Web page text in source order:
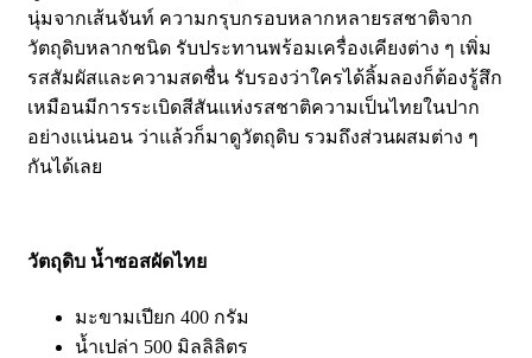
นุ่มจากเส้นจันท์ ความกรุบกรอบหลากหลายรสชาติจาก
วัตถุดิบหลากชนิด รับประทานพร้อมเครื่องเคียงต่าง ๆ เพิ่ม
รสสัมผัสและความสดชื่น รับรองว่าใครได้ลิ้มลองก็ต้องรู้สึก
เหมือนมีการระเบิดสีสันแห่งรสชาติความเป็นไทยในปาก
อย่างแน่นอน ว่าแล้วก็มาดูวัตถุดิบ รวมถึงส่วนผสมต่าง ๆ
กันได้เลย
วัตถุดิบ น้ำซอสผัดไทย
มะขามเปียก 400 กรัม
น้ำเปล่า 500 มิลลิลิตร